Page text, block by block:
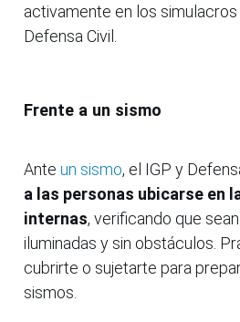
activamente en los
Defensa Civil.
Frente a un sismo
Ante un sismo, el IGP y
a las personas ubicarse en
internas, verificando que
iluminadas y sin obstáculos.
cubrirte o sujetarte para
sismos.